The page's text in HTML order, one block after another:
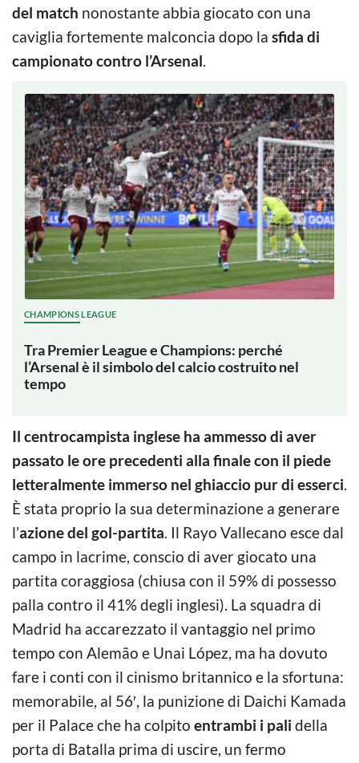
del match nonostante abbia giocato con una
caviglia fortemente malconcia dopo la sfida di
campionato contro l’Arsenal.
CHAMPIONS LEAGUE
Tra Premier League e Champions: perché
l’Arsenal è il simbolo del calcio costruito nel
tempo
Il centrocampista inglese ha ammesso di aver
passato le ore precedenti alla finale con il piede
letteralmente immerso nel ghiaccio pur di esserci.
È stata proprio la sua determinazione a generare
l’azione del gol-partita. Il Rayo Vallecano esce dal
campo in lacrime, conscio di aver giocato una
partita coraggiosa (chiusa con il 59% di possesso
palla contro il 41% degli inglesi). La squadra di
Madrid ha accarezzato il vantaggio nel primo
tempo con Alemão e Unai López, ma ha dovuto
fare i conti con il cinismo britannico e la sfortuna:
memorabile, al 56′, la punizione di Daichi Kamada
per il Palace che ha colpito entrambi i pali della
porta di Batalla prima di uscire, un fermo